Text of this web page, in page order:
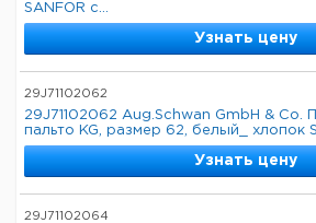
SANFOR с...
Узнать цену
29J71102062
29J71102062 Aug.Schwan GmbH & Co.
пальто KG, размер 62, белый_ хлопок
Узнать цену
29J71102064